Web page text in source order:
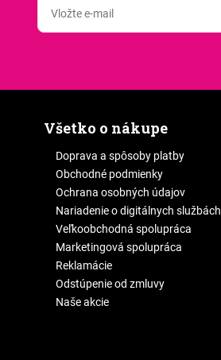
Všetko o nákupe
Doprava a spôsoby platby
Obchodné podmienky
Ochrana osobných údajov
Nariadenie o digitálnych službách
Veľkoobchodná spolupráca
Marketingová spolupráca
Reklamácie
Odstúpenie od zmluvy
Naše akcie